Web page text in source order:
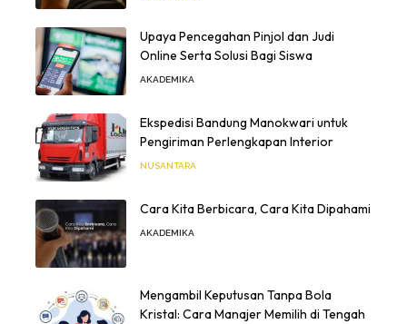
Upaya Pencegahan Pinjol dan Judi
Online Serta Solusi Bagi Siswa
AKADEMIKA
Ekspedisi Bandung Manokwari untuk
Pengiriman Perlengkapan Interior
NUSANTARA
Cara Kita Berbicara, Cara Kita Dipahami
AKADEMIKA
Mengambil Keputusan Tanpa Bola
Kristal: Cara Manajer Memilih di Tengah